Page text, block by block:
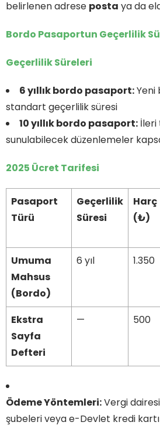
belirlenen adrese posta ya da
Bordo Pasaportun Geçerlilik
Geçerlilik Süreleri
6 yıllık bordo pasaport:Yeni
standart geçerlilik süresi
10 yıllık bordo pasaport:
sunulabilecek düzenlemeler
2025 Ücret Tarifesi
Pasaport
Türü
Geçerlilik
Süresi
Harç
(₺)
Umuma
Mahsus
(Bordo)
6 yıl 1.350
Ekstra
Sayfa
Defteri
— 500
Ödeme Yöntemleri:Vergi
şubeleri veya e-Devlet kredi